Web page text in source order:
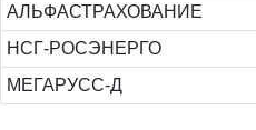
АЛЬФАСТРАХОВАНИЕ
НСГ-РОСЭНЕРГО
МЕГАРУСС-Д